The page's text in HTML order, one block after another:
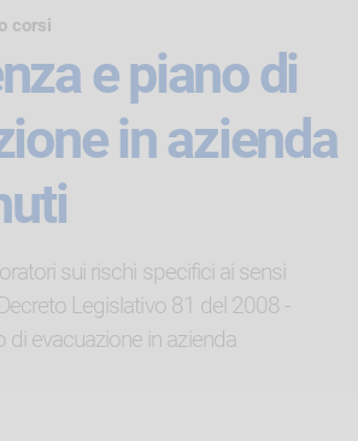
e piano di
in azienda
sui rischi specifici ai sensi
Legislativo 81 del 2008 -
di evacuazione in azienda
corsi